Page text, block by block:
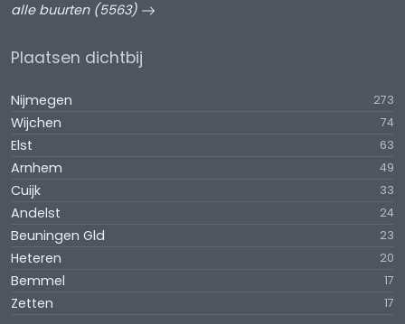
alle buurten (5563)
Plaatsen dichtbij
Nijmegen 273
Wijchen 74
Elst 63
Arnhem 49
Cuijk 33
Andelst 24
Beuningen Gld 23
Heteren 20
Bemmel 17
Zetten 17